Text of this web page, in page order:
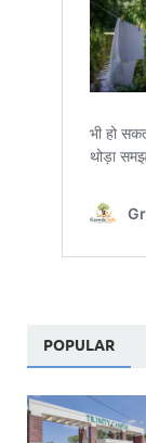
POPULAR